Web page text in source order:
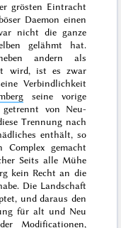
grösten Eintracht
Daemon einen
nicht die ganze
gelähmt hat.
andern als
wird, ist es zwar
Verbindlichkeit
seine vorige
von Neu-
Trennung nach
enthält, so
gemacht
Seits alle Mühe
kein Recht an die
Die Landschaft
und daraus den
für alt und Neu
Modificationen,